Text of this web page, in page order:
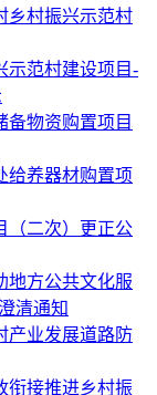
乡村振兴示范村
示范村建设项目-
备物资购置项目
给养器材购置项
（二次）更正公
地方公共文化服
清通知
产业发展道路防
衔接推进乡村振